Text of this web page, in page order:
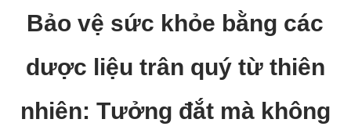
Bảo vệ sức khỏe bằng các
dược liệu trân quý từ thiên
nhiên: Tưởng đắt mà không